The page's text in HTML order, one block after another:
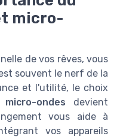
micro-
de vos rêves, vous
souvent le nerf de la
et l'utilité, le choix
ondes devient
vous aide à
vos appareils